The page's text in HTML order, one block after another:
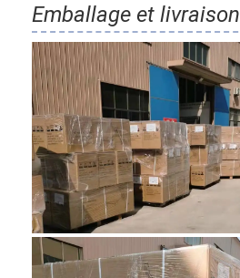
Emballage et livraison